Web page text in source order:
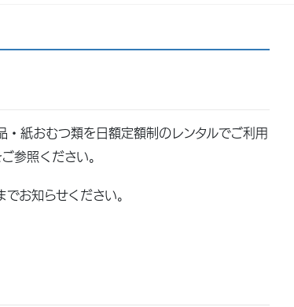
紙おむつ類を日額定額制のレンタルでご利用
ご参照ください。
お知らせください。